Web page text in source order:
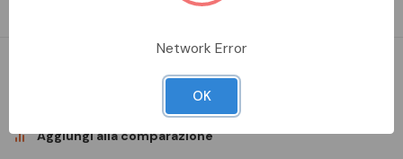
Aggiungi alla comparazione
Network Error
OK